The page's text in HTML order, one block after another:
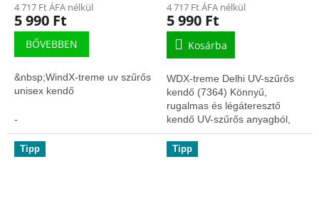
4 717 Ft ÁFA nélkül
5 990 Ft
BŐVEBBEN
&nbsp;WindX-treme uv szűrős
unisex kendő
-
4 717 Ft ÁFA nélkül
5 990 Ft
Kosárba
WDX-treme Delhi UV-szűrős
kendő (7364) Könnyű,
rugalmas és légáteresztő
kendő UV-szűrős anyagból,
amely véd a nap, szél és por
ellen. Kényelmes viselet
sporthoz, túrázáshoz és...
Tipp Tipp